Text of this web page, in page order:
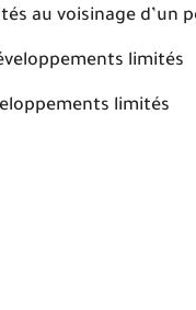
au voisinage d’un
limités
limités